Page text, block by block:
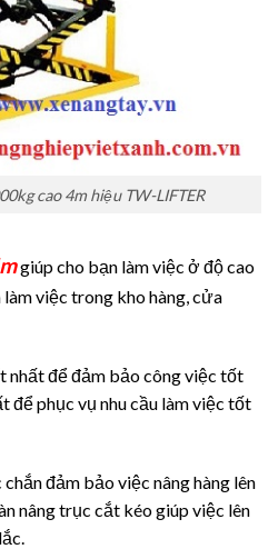
cao 4m hiệu TW-LIFTER
giúp cho bạn làm việc ở độ cao
việc trong kho hàng, cửa
nhất để đảm bảo công việc tốt
để phục vụ nhu cầu làm việc tốt
chắn đảm bảo việc nâng hàng lên
nâng trục cắt kéo giúp việc lên